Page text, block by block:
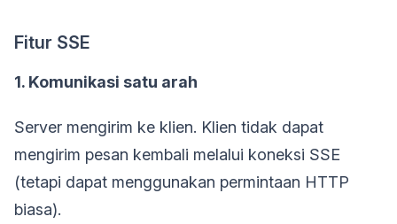
Fitur SSE
1. Komunikasi satu arah
Server mengirim ke klien. Klien tidak dapat
mengirim pesan kembali melalui koneksi SSE
(tetapi dapat menggunakan permintaan HTTP
biasa).